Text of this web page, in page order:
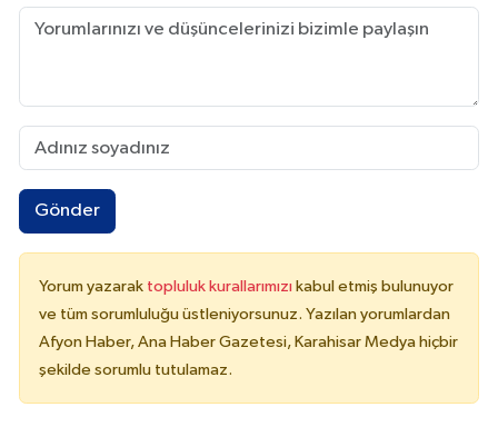
Gönder
Yorum yazarak topluluk kurallarımızı kabul etmiş bulunuyor
ve tüm sorumluluğu üstleniyorsunuz. Yazılan yorumlardan
Afyon Haber, Ana Haber Gazetesi, Karahisar Medya hiçbir
şekilde sorumlu tutulamaz.